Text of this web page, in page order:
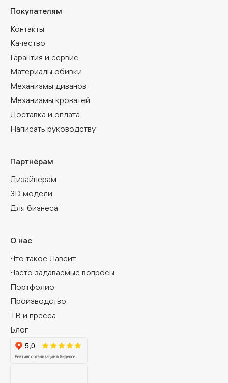
Покупателям
Контакты
Качество
Гарантия и сервис
Материалы обивки
Механизмы диванов
Механизмы кроватей
Доставка и оплата
Написать руководству
Партнёрам
Дизайнерам
3D модели
Для бизнеса
О нас
Что такое Лавсит
Часто задаваемые вопросы
Портфолио
Производство
ТВ и пресса
Блог